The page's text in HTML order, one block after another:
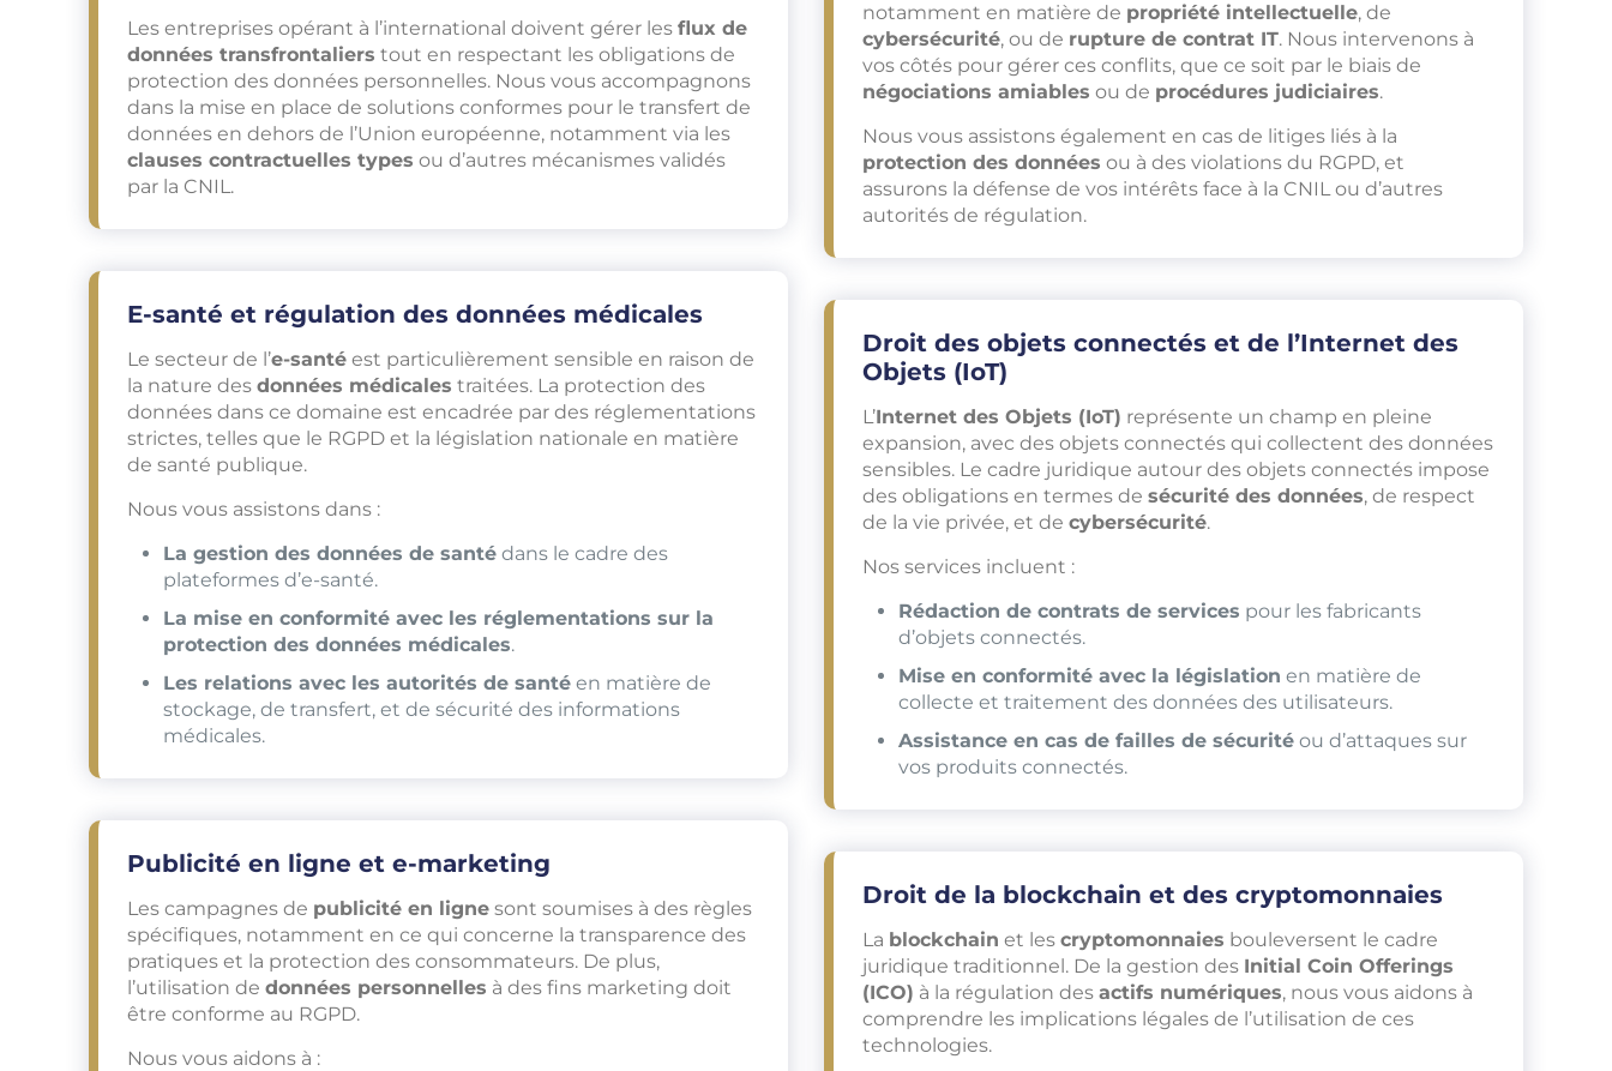
Les entreprises opérant à l’international doivent gérer lesflux de
données transfrontaliers tout en respectant les obligations de
protection des données personnelles. Nous vous accompagnons
dans la mise en place de solutions conformes pour le transfert de
données en dehors de l’Union européenne, notamment via les
clauses contractuelles types ou d’autres mécanismes validés
par la CNIL.
E-santé et régulation des données médicales
Le secteur de l’e-santé est particulièrement sensible en raison de
la nature desdonnées médicales traitées. La protection des
données dans ce domaine est encadrée par des réglementations
strictes, telles que le RGPD et la législation nationale en matière
de santé publique.
Nous vous assistons dans :
La gestion des données de santé dans le cadre des
plateformes d’e-santé.
La mise en conformité avec les réglementations sur la
protection des données médicales.
Les relations avec les autorités de santé en matière de
stockage, de transfert, et de sécurité des informations
médicales.
Publicité en ligne et e-marketing
Les campagnes de publicité en ligne sont soumises à des règles
spécifiques, notamment en ce qui concerne la transparence des
pratiques et la protection des consommateurs. De plus,
l’utilisation dedonnées personnelles à des fins marketing doit
être conforme au RGPD.
Nous vous aidons à :
notamment en matière de propriété intellectuelle, de
cybersécurité, ou de rupture de contrat IT. Nous intervenons à
vos côtés pour gérer ces conflits, que ce soit par le biais de
négociations amiables ou de procédures judiciaires.
Nous vous assistons également en cas de litiges liés à la
protection des données ou à des violations du RGPD, et
assurons la défense de vos intérêts face à la CNIL ou d’autres
autorités de régulation.
Droit des objets connectés et de l’Internet des
Objets (IoT)
L’Internet des Objets (IoT) représente un champ en pleine
expansion, avec des objets connectés qui collectent des données
sensibles. Le cadre juridique autour des objets connectés impose
des obligations en termes de sécurité des données, de respect
de la vie privée, et de cybersécurité.
Nos services incluent :
Rédaction de contrats de services pour les fabricants
d’objets connectés.
Mise en conformité avec la législation en matière de
collecte et traitement des données des utilisateurs.
Assistance en cas de failles de sécuritéou d’attaques sur
vos produits connectés.
Droit de la blockchain et des cryptomonnaies
La blockchain et les cryptomonnaies bouleversent le cadre
juridique traditionnel. De la gestion des Initial Coin Offerings
(ICO) à la régulation des actifs numériques, nous vous aidons à
comprendre les implications légales de l’utilisation de ces
technologies.